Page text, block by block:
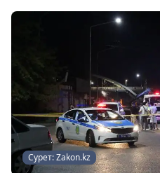
Сурет: Zakon.kz